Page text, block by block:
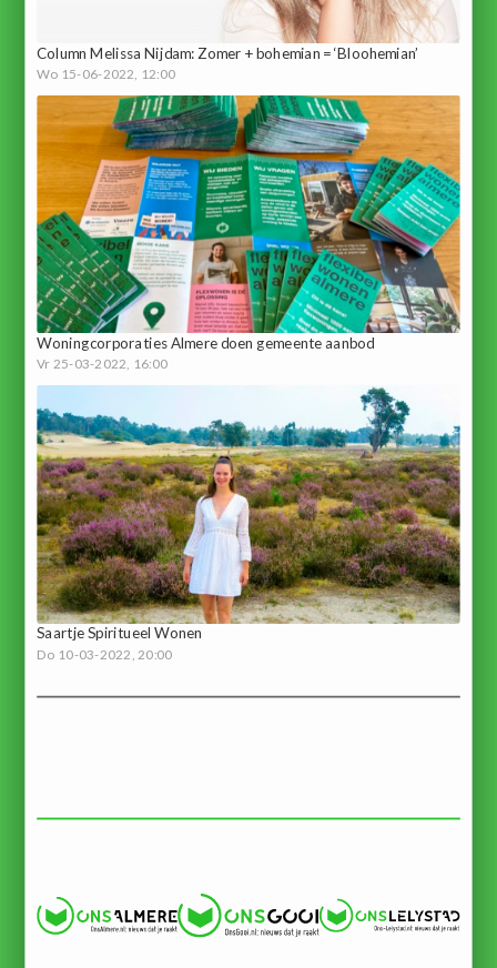
Column Melissa Nijdam: Zomer + bohemian = ‘Bloohemian’
Wo 15-06-2022, 12:00
Woningcorporaties Almere doen gemeente aanbod
Vr 25-03-2022, 16:00
Saartje Spiritueel Wonen
Do 10-03-2022, 20:00